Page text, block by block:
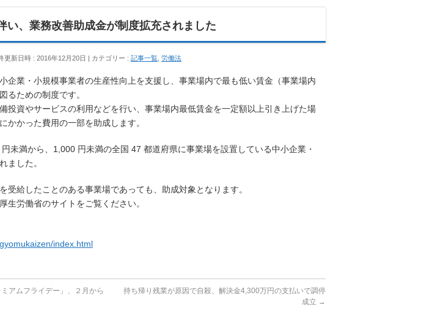
い、業務改善助成金が制度拡充されました
更新日時 : 2016年12月20日 カテゴリー : 記事一覧 労働法
企業・小規模事業者の生産性向上を支援し、事業場内で最も低い賃金（事業場内
るための制度です。
投資やサービスの利用などを行い、事業場内最低賃金を一定額以上引き上げた場
かかった費用の一部を助成します。
未満から、1,000 円未満の全国 47 都道府県に事業場を設置している中小企業・
ました。
受給したことのある事業場であっても、助成対象となります。
生労働省のサイトをご覧ください。
index.html
アムフライデー」、２月から
持ち帰り残業が原因で自殺、解決金4,300万円の支払いで調停
成立 →